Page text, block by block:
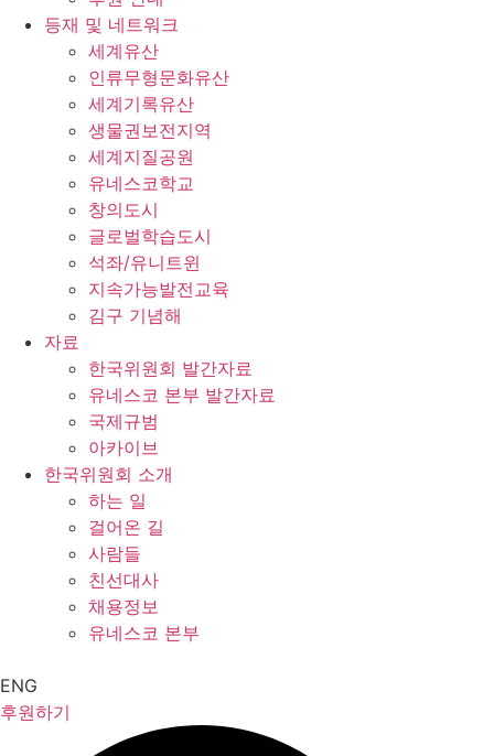
등재 및 네트워크
세계유산
인류무형문화유산
세계기록유산
생물권보전지역
세계지질공원
유네스코학교
창의도시
글로벌학습도시
석좌/유니트윈
지속가능발전교육
김구 기념해
자료
한국위원회 발간자료
유네스코 본부 발간자료
국제규범
아카이브
한국위원회 소개
하는 일
걸어온 길
사람들
친선대사
채용정보
유네스코 본부
ENG
후원하기